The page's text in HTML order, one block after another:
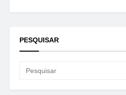
PESQUISAR